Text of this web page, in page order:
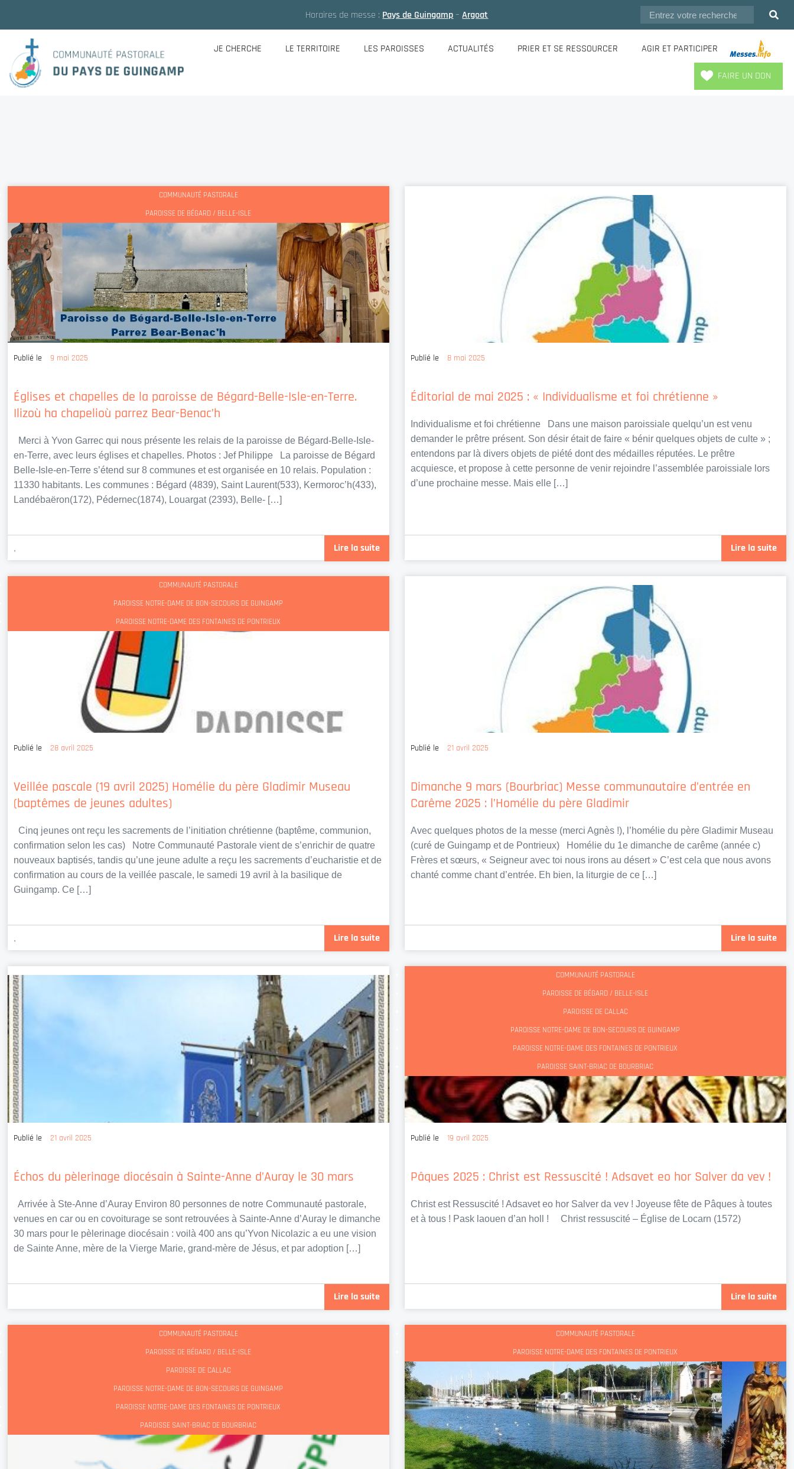
Horaires de messe : Pays de Guingamp–Argoat
JE CHERCHE LE TERRITOIRE LES PAROISSES ACTUALITÉS PRIER ET SE RESSOURCER AGIR ET PARTICIPER
FAIRE UN DON
COMMUNAUTÉ PASTORALE
PAROISSE DE BÉGARD / BELLE-ISLE
Églises et chapelles de la paroisse de Bégard-Belle-Isle-en-Terre.
Ilizoù ha chapelioù parrez Bear-Benac’h
Publié le 9 mai 2025
Merci à Yvon Garrec qui nous présente les relais de la paroisse de Bégard-Belle-Isle-
en-Terre, avec leurs églises et chapelles. Photos : Jef Philippe La paroisse de Bégard
Belle-Isle-en-Terre s’étend sur 8 communes et est organisée en 10 relais. Population :
11330 habitants. Les communes : Bégard (4839), Saint Laurent(533), Kermoroc’h(433),
Landébaëron(172), Pédernec(1874), Louargat (2393), Belle- […]
Lire la suite
,
Éditorial de mai 2025 : « Individualisme et foi chrétienne »
Publié le 8 mai 2025
Individualisme et foi chrétienne Dans une maison paroissiale quelqu’un est venu
demander le prêtre présent. Son désir était de faire « bénir quelques objets de culte » ;
entendons par là divers objets de piété dont des médailles réputées. Le prêtre
acquiesce, et propose à cette personne de venir rejoindre l’assemblée paroissiale lors
d’une prochaine messe. Mais elle […]
Lire la suite
COMMUNAUTÉ PASTORALE
PAROISSE NOTRE-DAME DE BON-SECOURS DE GUINGAMP
PAROISSE NOTRE-DAME DES FONTAINES DE PONTRIEUX
Veillée pascale (19 avril 2025) Homélie du père Gladimir Museau
(baptêmes de jeunes adultes)
Publié le 28 avril 2025
Cinq jeunes ont reçu les sacrements de l’initiation chrétienne (baptême, communion,
confirmation selon les cas) Notre Communauté Pastorale vient de s’enrichir de quatre
nouveaux baptisés, tandis qu’une jeune adulte a reçu les sacrements d’eucharistie et de
confirmation au cours de la veillée pascale, le samedi 19 avril à la basilique de
Guingamp. Ce […]
Lire la suite
,
Dimanche 9 mars (Bourbriac) Messe communautaire d’entrée en
Carême 2025 : l’Homélie du père Gladimir
Publié le 21 avril 2025
Avec quelques photos de la messe (merci Agnès !), l’homélie du père Gladimir Museau
(curé de Guingamp et de Pontrieux) Homélie du 1e dimanche de carême (année c)
Frères et sœurs, « Seigneur avec toi nous irons au désert » C’est cela que nous avons
chanté comme chant d’entrée. Eh bien, la liturgie de ce […]
Lire la suite
Échos du pèlerinage diocésain à Sainte-Anne d’Auray le 30 mars
Publié le 21 avril 2025
Arrivée à Ste-Anne d’Auray Environ 80 personnes de notre Communauté pastorale,
venues en car ou en covoiturage se sont retrouvées à Sainte-Anne d’Auray le dimanche
30 mars pour le pèlerinage diocésain : voilà 400 ans qu’Yvon Nicolazic a eu une vision
de Sainte Anne, mère de la Vierge Marie, grand-mère de Jésus, et par adoption […]
Lire la suite
COMMUNAUTÉ PASTORALE
PAROISSE DE BÉGARD / BELLE-ISLE
PAROISSE DE CALLAC
PAROISSE NOTRE-DAME DE BON-SECOURS DE GUINGAMP
PAROISSE NOTRE-DAME DES FONTAINES DE PONTRIEUX
PAROISSE SAINT-BRIAC DE BOURBRIAC
Pâques 2025 : Christ est Ressuscité ! Adsavet eo hor Salver da vev !
Publié le 19 avril 2025
Christ est Ressuscité ! Adsavet eo hor Salver da vev ! Joyeuse fête de Pâques à toutes
et à tous ! Pask laouen d’an holl ! Christ ressuscité – Église de Locarn (1572)
Lire la suite
COMMUNAUTÉ PASTORALE
PAROISSE DE BÉGARD / BELLE-ISLE
PAROISSE DE CALLAC
PAROISSE NOTRE-DAME DE BON-SECOURS DE GUINGAMP
PAROISSE NOTRE-DAME DES FONTAINES DE PONTRIEUX
PAROISSE SAINT-BRIAC DE BOURBRIAC
COMMUNAUTÉ PASTORALE
PAROISSE NOTRE-DAME DES FONTAINES DE PONTRIEUX